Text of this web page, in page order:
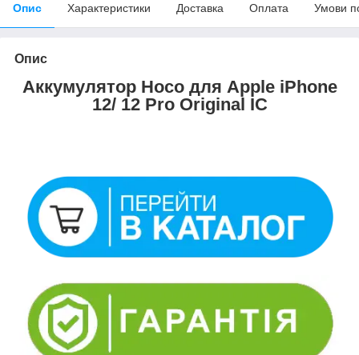
Опис Характеристики Доставка Оплата Умови
Опис
Аккумулятор Hoco для Apple iPhone
12/ 12 Pro Original IC